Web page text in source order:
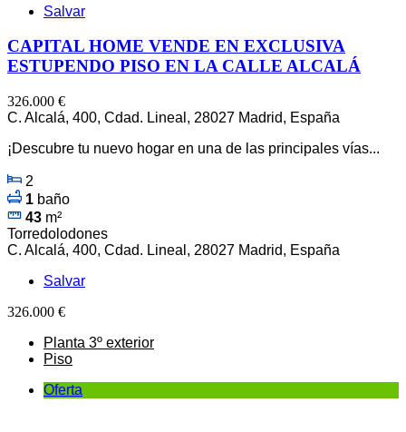
Salvar
CAPITAL HOME VENDE EN EXCLUSIVA
ESTUPENDO PISO EN LA CALLE ALCALÁ
326.000 €
C. Alcalá, 400, Cdad. Lineal, 28027 Madrid, España
¡Descubre tu nuevo hogar en una de las principales vías...
2
1 baño
43 m²
Torredolodones
C. Alcalá, 400, Cdad. Lineal, 28027 Madrid, España
Salvar
326.000 €
Planta 3º exterior
Piso
Oferta